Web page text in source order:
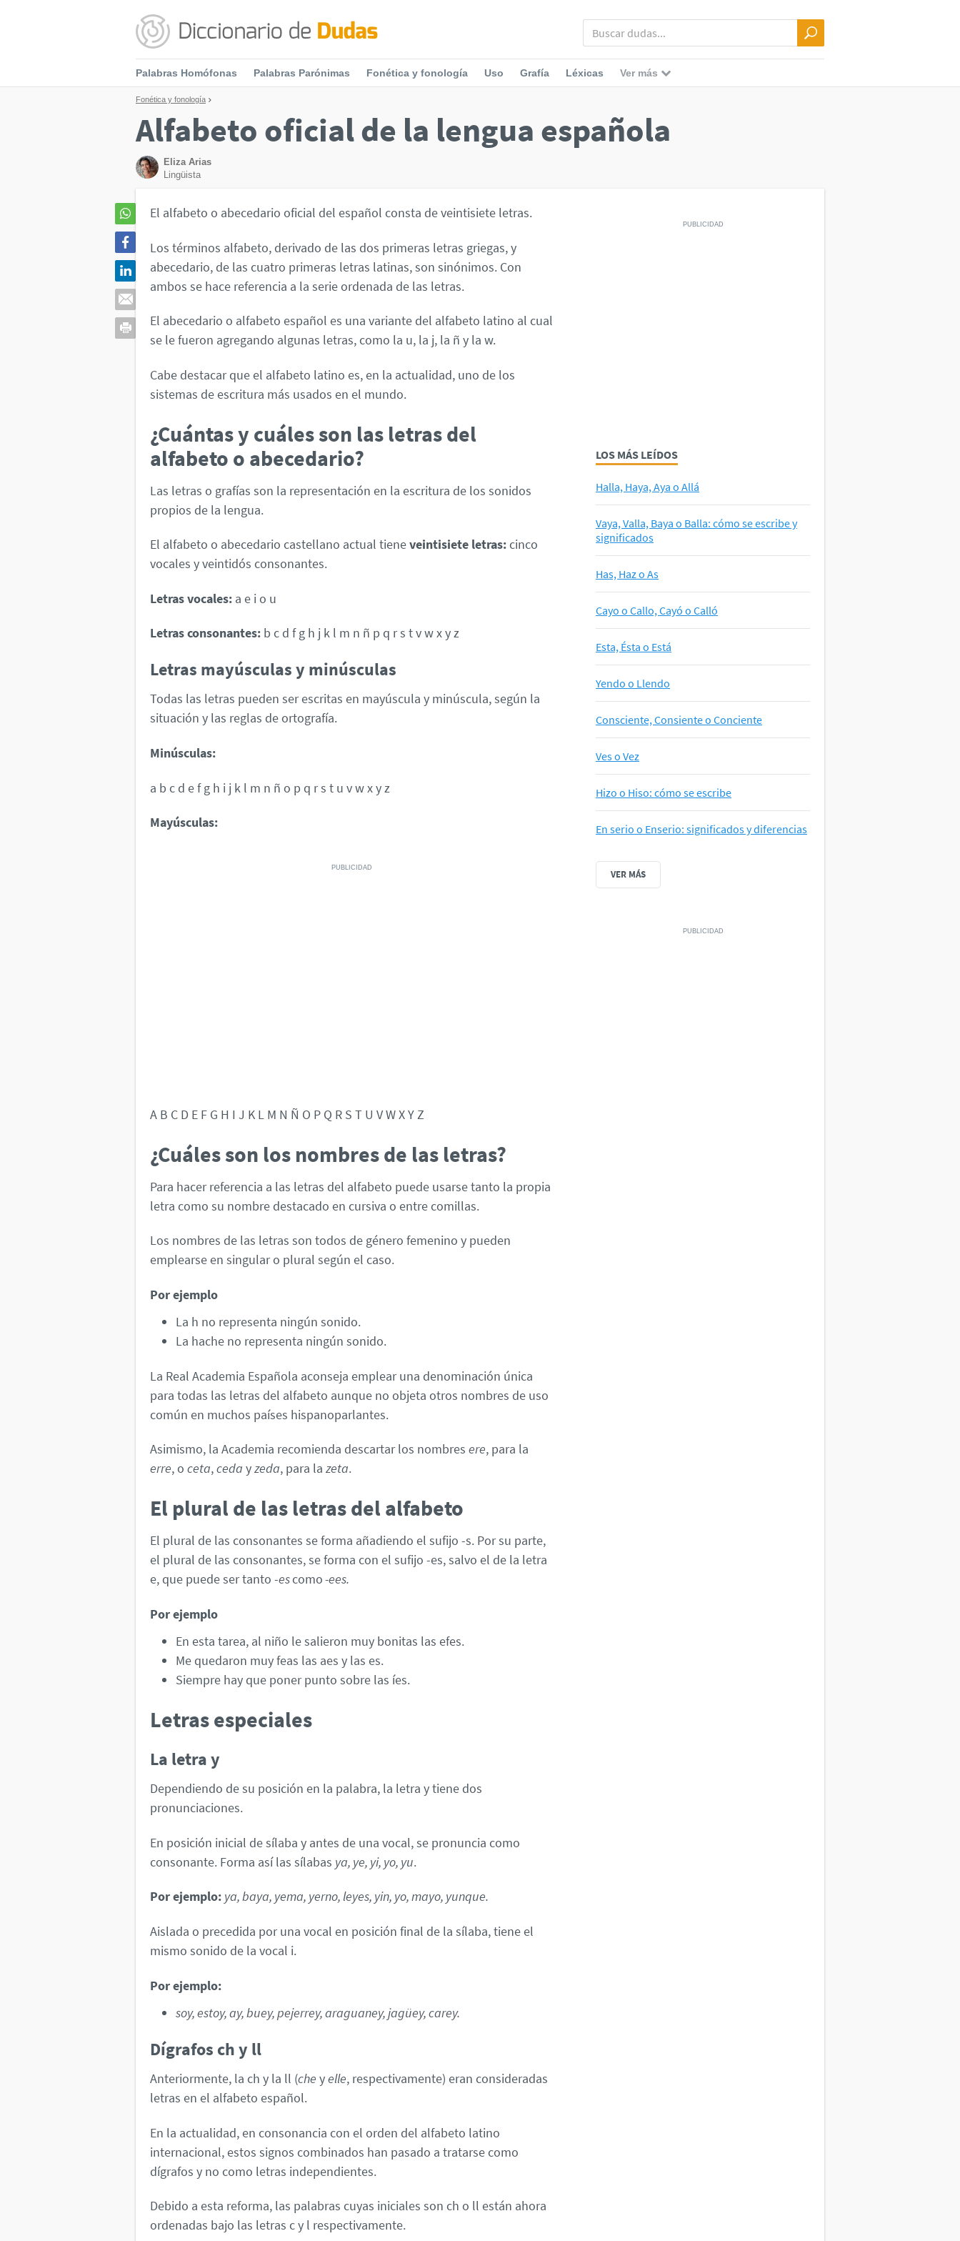
Palabras Homófonas Palabras Parónimas Fonética y fonología Uso Grafía Léxicas Ver más
Fonética y fonología
Alfabeto oficial de la lengua española
Eliza Arias
Lingüista
El alfabeto o abecedario oficial del español consta de veintisiete letras.
Los términos alfabeto, derivado de las dos primeras letras griegas, y
abecedario, de las cuatro primeras letras latinas, son sinónimos. Con
ambos se hace referencia a la serie ordenada de las letras.
El abecedario o alfabeto español es una variante del alfabeto latino al cual
se le fueron agregando algunas letras, como la u, la j, la ñ y la w.
Cabe destacar que el alfabeto latino es, en la actualidad, uno de los
sistemas de escritura más usados en el mundo.
¿Cuántas y cuáles son las letras del
alfabeto o abecedario?
Las letras o grafías son la representación en la escritura de los sonidos
propios de la lengua.
El alfabeto o abecedario castellano actual tieneveintisiete letras:cinco
vocales y veintidós consonantes.
Letras vocales: a e i o u
Letras consonantes: b c d f g h j k l m n ñ p q r s t v w x y z
Letras mayúsculas y minúsculas
Todas las letras pueden ser escritas en mayúscula y minúscula, según la
situación y las reglas de ortografía.
Minúsculas:
a b c d e f g h i j k l m n ñ o p q r s t u v w x y z
Mayúsculas:
A B C D E F G H I J K L M N Ñ O P Q R S T U V W X Y Z
¿Cuáles son los nombres de las letras?
Para hacer referencia a las letras del alfabeto puede usarse tanto la propia
letra como su nombre destacado en cursiva o entre comillas.
Los nombres de las letras son todos de género femenino y pueden
emplearse en singular o plural según el caso.
Por ejemplo
La h no representa ningún sonido.
La hache no representa ningún sonido.
La Real Academia Española aconseja emplear una denominación única
para todas las letras del alfabeto aunque no objeta otros nombres de uso
común en muchos países hispanoparlantes.
Asimismo, la Academia recomienda descartar los nombres ere, para la
erre, o ceta,ceda yzeda, para la zeta.
El plural de las letras del alfabeto
El plural de las consonantes se forma añadiendo el sufijo -s. Por su parte,
el plural de las consonantes, se forma con el sufijo -es, salvo el de la letra
e, que puede ser tanto -escomo-ees.
Por ejemplo
En esta tarea, al niño le salieron muy bonitas las efes.
Me quedaron muy feas las aes y las es.
Siempre hay que poner punto sobre las íes.
Letras especiales
La letra y
Dependiendo de su posición en la palabra, la letra y tiene dos
pronunciaciones.
En posición inicial de sílaba y antes de una vocal, se pronuncia como
consonante. Forma así las sílabas ya, ye, yi, yo, yu.
Por ejemplo: ya, baya, yema, yerno, leyes, yin, yo, mayo, yunque.
Aislada o precedida por una vocal en posición final de la sílaba, tiene el
mismo sonido de la vocal i.
Por ejemplo:
soy, estoy, ay, buey, pejerrey, araguaney, jagüey, carey.
Dígrafos ch y ll
Anteriormente, la ch y la ll (che yelle, respectivamente) eran consideradas
letras en el alfabeto español.
En la actualidad, en consonancia con el orden del alfabeto latino
internacional, estos signos combinados han pasado a tratarse como
dígrafos y no como letras independientes.
Debido a esta reforma, las palabras cuyas iniciales son ch o ll están ahora
ordenadas bajo las letras c y l respectivamente.
LOS MÁS LEÍDOS
Halla, Haya, Aya o Allá
Vaya, Valla, Baya o Balla: cómo se escribe y
significados
Has, Haz o As
Cayo o Callo, Cayó o Calló
Esta, Ésta o Está
Yendo o Llendo
Consciente, Consiente o Conciente
Ves o Vez
Hizo o Hiso: cómo se escribe
En serio o Enserio: significados y diferencias
VER MÁS